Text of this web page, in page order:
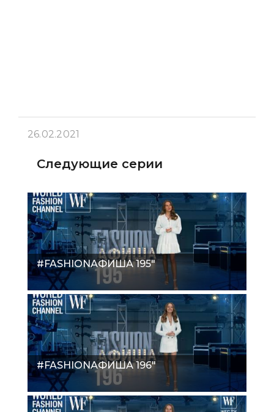
26.02.2021
Следующие серии
#FASHIONАФИША 195"
#FASHIONАФИША 196"